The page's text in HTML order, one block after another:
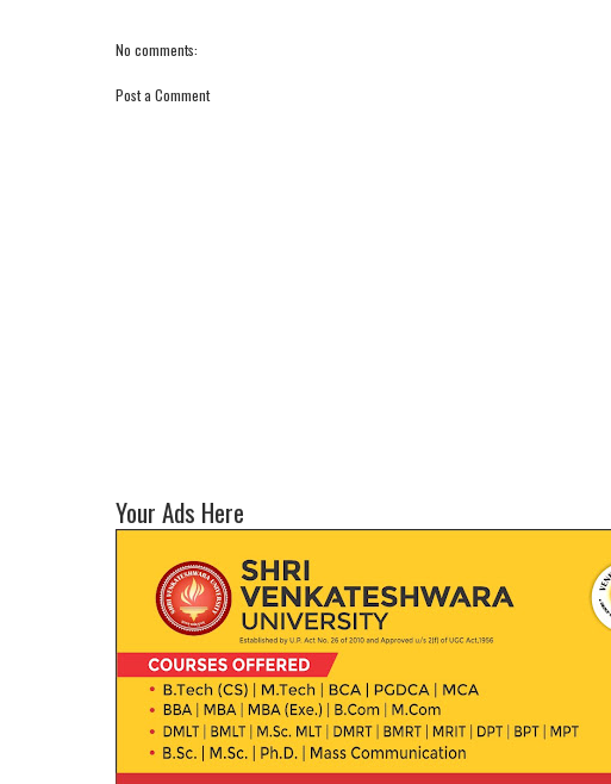
No comments:
Post a Comment
Your Ads Here